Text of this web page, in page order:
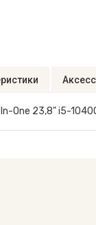
One 23,8" i5-